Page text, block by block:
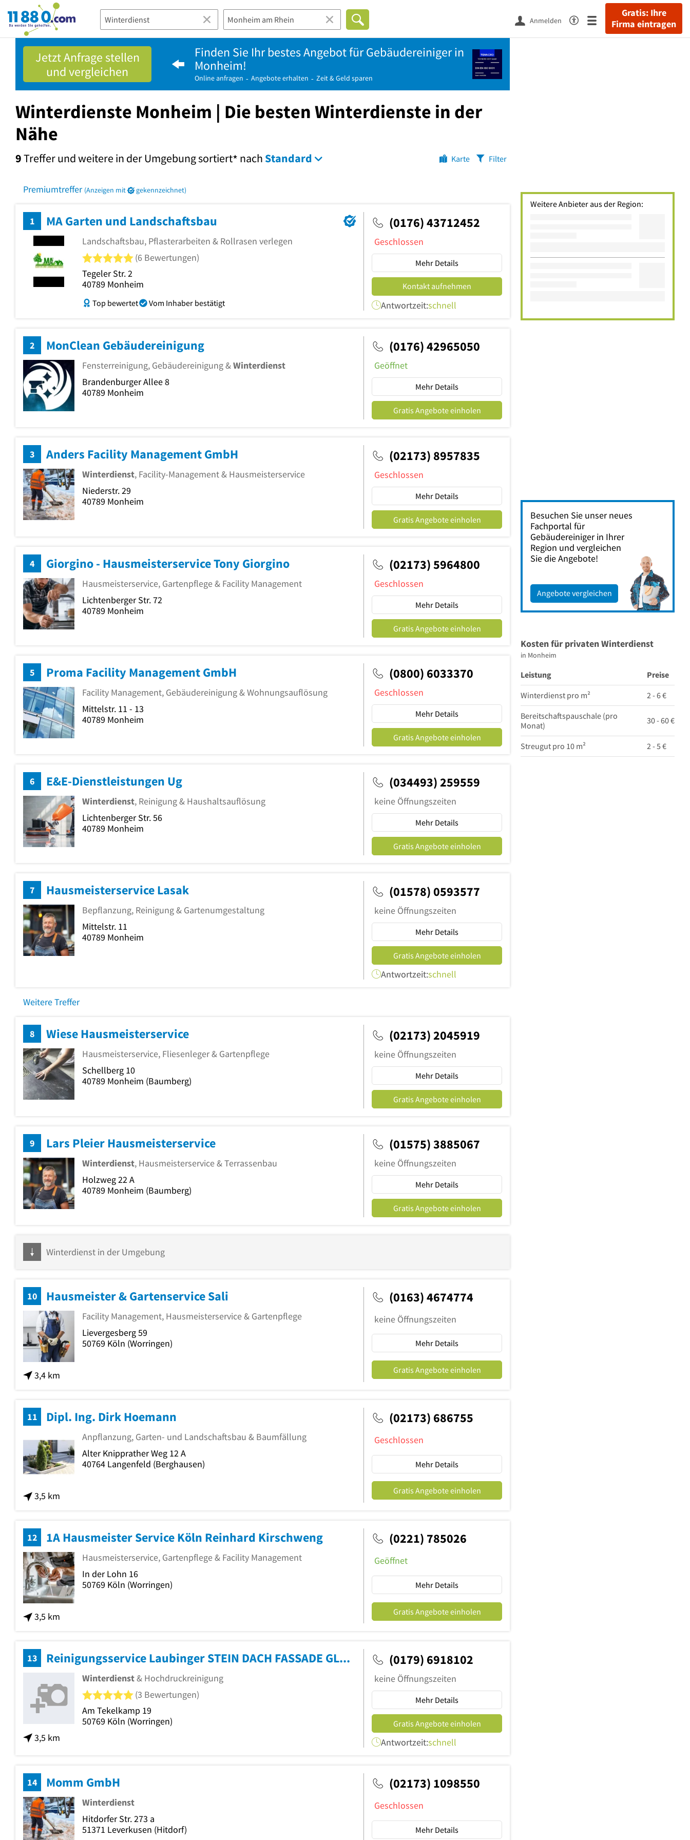
11880.com
Gratis: Ihre
Firma eintragen
Anmelden
Jetzt Anfrage stellen
und vergleichen
Finden Sie Ihr bestes Angebot für Gebäudereiniger in
Monheim!
Online anfragen Angebote erhalten Zeit & Geld sparen
Winterdienste Monheim | Die besten Winterdienste in der
Nähe
9Treffer und weitere in der Umgebungsortiert* nach Standard Karte Filter
Premiumtreffer (Anzeigen mit gekennzeichnet)
1 MA Garten und Landschaftsbau
Landschaftsbau, Pflasterarbeiten & Rollrasen verlegen
5 von 5 Sternen
(6 Bewertungen)
Tegeler Str. 2
40789 Monheim
Top bewertet Vom Inhaber bestätigt
(0176) 43712452
Geschlossen
Mehr Details
Kontakt aufnehmen
Antwortzeit:schnell
2 MonClean Gebäudereinigung
Fensterreinigung, Gebäudereinigung &Winterdienst
Brandenburger Allee 8
40789 Monheim
(0176) 42965050
Geöffnet
Mehr Details
Gratis Angebote einholen
3 Anders Facility Management GmbH
Winterdienst, Facility-Management & Hausmeisterservice
Niederstr. 29
40789 Monheim
(02173) 8957835
Geschlossen
Mehr Details
Gratis Angebote einholen
4 Giorgino - Hausmeisterservice Tony Giorgino
Hausmeisterservice, Gartenpflege & Facility Management
Lichtenberger Str. 72
40789 Monheim
(02173) 5964800
Geschlossen
Mehr Details
Gratis Angebote einholen
5 Proma Facility Management GmbH
Facility Management, Gebäudereinigung & Wohnungsauflösung
Mittelstr. 11 - 13
40789 Monheim
(0800) 6033370
Geschlossen
Mehr Details
Gratis Angebote einholen
6 E&E-Dienstleistungen Ug
Winterdienst, Reinigung & Haushaltsauflösung
Lichtenberger Str. 56
40789 Monheim
(034493) 259559
keine Öffnungszeiten
Mehr Details
Gratis Angebote einholen
7 Hausmeisterservice Lasak
Bepflanzung, Reinigung & Gartenumgestaltung
Mittelstr. 11
40789 Monheim
(01578) 0593577
keine Öffnungszeiten
Mehr Details
Gratis Angebote einholen
Antwortzeit:schnell
Weitere Treffer
8 Wiese Hausmeisterservice
Hausmeisterservice, Fliesenleger & Gartenpflege
Schellberg 10
40789 Monheim (Baumberg)
(02173) 2045919
keine Öffnungszeiten
Mehr Details
Gratis Angebote einholen
9 Lars Pleier Hausmeisterservice
Winterdienst, Hausmeisterservice & Terrassenbau
Holzweg 22 A
40789 Monheim (Baumberg)
(01575) 3885067
keine Öffnungszeiten
Mehr Details
Gratis Angebote einholen
Winterdienst in der Umgebung
10 Hausmeister & Gartenservice Sali
3,4 km
Facility Management, Hausmeisterservice & Gartenpflege
Lievergesberg 59
50769 Köln (Worringen)
(0163) 4674774
keine Öffnungszeiten
Mehr Details
Gratis Angebote einholen
11 Dipl. Ing. Dirk Hoemann
3,5 km
Anpflanzung, Garten- und Landschaftsbau & Baumfällung
Alter Knipprather Weg 12 A
40764 Langenfeld (Berghausen)
(02173) 686755
Geschlossen
Mehr Details
Gratis Angebote einholen
12 1A Hausmeister Service Köln Reinhard Kirschweng
3,5 km
Hausmeisterservice, Gartenpflege & Facility Management
In der Lohn 16
50769 Köln (Worringen)
(0221) 785026
Geöffnet
Mehr Details
Gratis Angebote einholen
13 Reinigungsservice Laubinger STEIN DACH FASSADE GLAS
3,5 km
Winterdienst& Hochdruckreinigung
5 von 5 Sternen
(3 Bewertungen)
Am Tekelkamp 19
50769 Köln (Worringen)
(0179) 6918102
keine Öffnungszeiten
Mehr Details
Gratis Angebote einholen
Antwortzeit:schnell
14 Momm GmbH
Winterdienst
Hitdorfer Str. 273 a
51371 Leverkusen (Hitdorf)
(02173) 1098550
Geschlossen
Mehr Details
Weitere Anbieter aus der Region:
Besuchen Sie unser neues
Fachportal für
Gebäudereiniger in Ihrer
Region und vergleichen
Sie die Angebote!
Angebote vergleichen
Kosten für privaten Winterdienst
in Monheim
Leistung
Preise
Winterdienst pro m²
2 - 6 €
Bereitschaftspauschale (pro
Monat)
30 - 60 €
Streugut pro 10 m² 2 - 5 €